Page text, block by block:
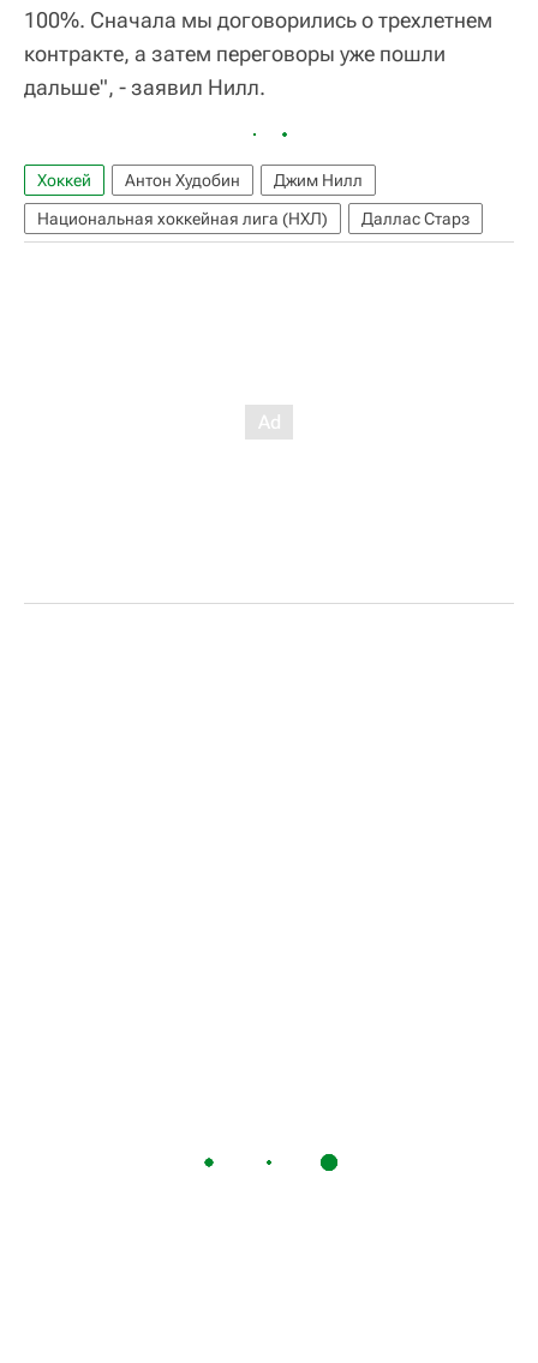
100%. Сначала мы договорились о трехлетнем
контракте, а затем переговоры уже пошли
дальше", - заявил Нилл.
Хоккей Антон Худобин
Джим Нилл
Национальная хоккейная лига (НХЛ)
Даллас Старз